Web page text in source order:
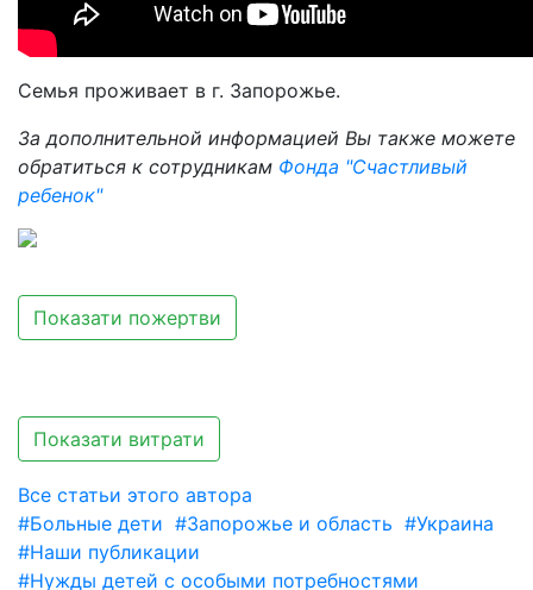
Семья проживает в г. Запорожье.
За дополнительной информацией Вы также можете
обратиться к сотрудникам Фонда "Счастливый
ребенок"
Показати пожертви
Показати витрати
Все статьи этого автора
#Больные дети #Запорожье и область #Украина
#Наши публикации
#Нужды детей с особыми потребностями